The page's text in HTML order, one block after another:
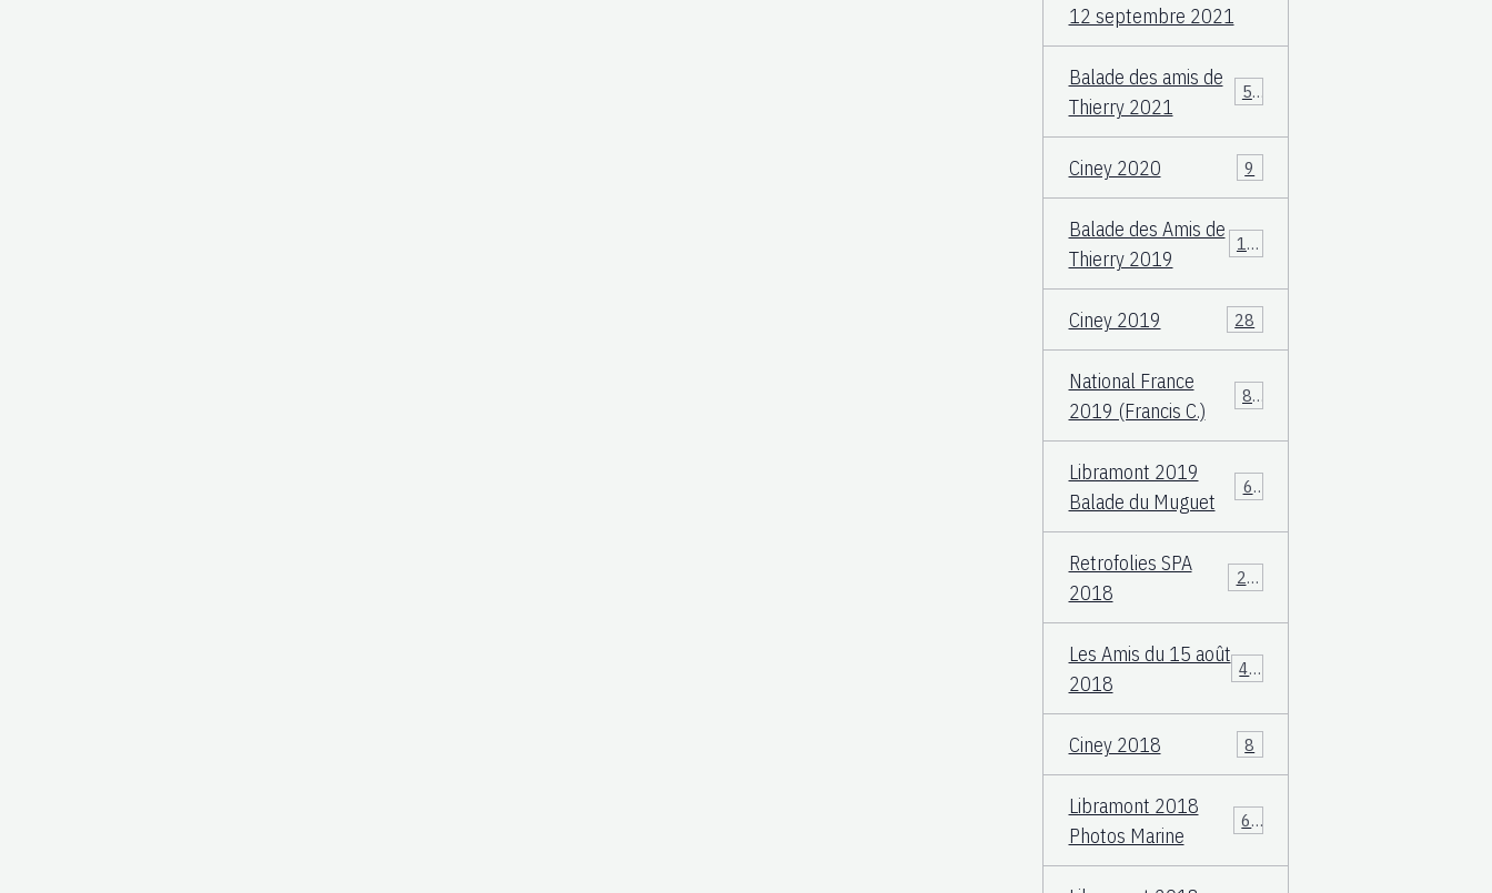
12 septembre 2021
Balade des amis de
Thierry 2021
57
Ciney 2020 9
Balade des Amis de
Thierry 2019
117
Ciney 2019 28
National France
2019 (Francis C.)
83
Libramont 2019
Balade du Muguet
60
Retrofolies SPA
2018
25
Les Amis du 15 août
2018
40
Ciney 2018 8
Libramont 2018
Photos Marine
66